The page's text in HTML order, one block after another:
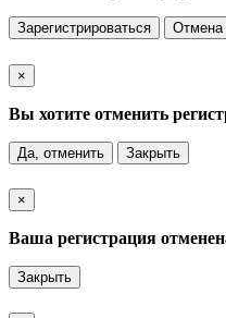
Зарегистрироваться Отмена
×
Вы хотите отменить
Да, отменить Закрыть
×
Ваша регистрация
Закрыть